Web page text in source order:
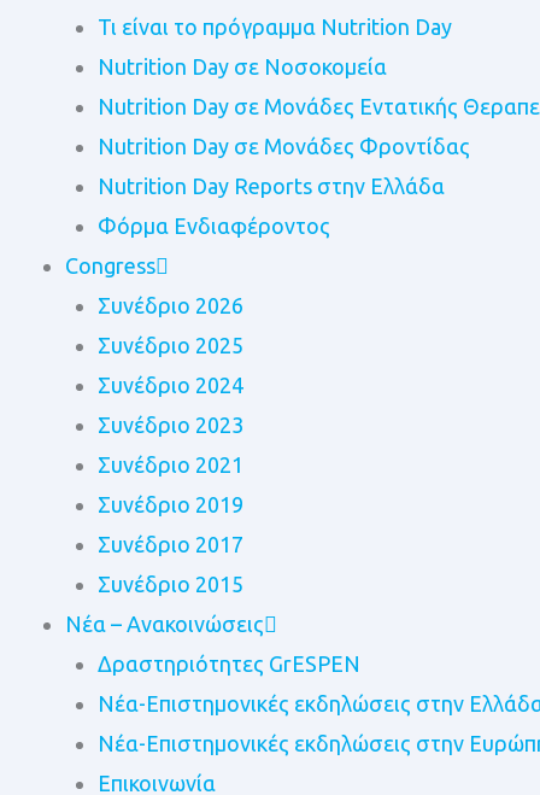
Τι είναι το πρόγραμμα Nutrition Day
Nutrition Day σε Νοσοκομεία
Nutrition Day σε Μονάδες Εντατικής
Nutrition Day σε Μονάδες Φροντίδας
Nutrition Day Reports στην Ελλάδα
Φόρμα Ενδιαφέροντος
Congress
Συνέδριο 2026
Συνέδριο 2025
Συνέδριο 2024
Συνέδριο 2023
Συνέδριο 2021
Συνέδριο 2019
Συνέδριο 2017
Συνέδριο 2015
Νέα – Ανακοινώσεις
Δραστηριότητες GrESPEN
Nέα-Επιστημονικές εκδηλώσεις στην
Nέα-Επιστημονικές εκδηλώσεις στην
Επικοινωνία